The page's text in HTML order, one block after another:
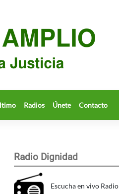
Radios Únete Contacto
Radio Dignidad
Escucha en vivo Radio